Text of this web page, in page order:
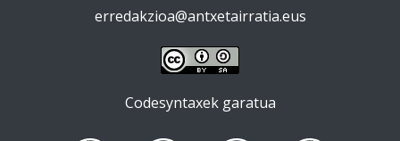
erredakzioa@antxetairratia.eus
Codesyntaxek garatua